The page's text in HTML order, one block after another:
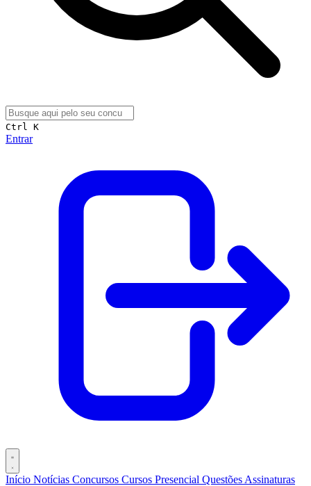
Ctrl K
Entrar
Início Notícias Concursos Cursos Presencial Questões Assinaturas